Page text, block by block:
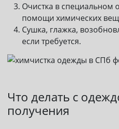
Очистка в специальном
помощи химических
Сушка, глажка,
если требуется.
Что делать с
получения